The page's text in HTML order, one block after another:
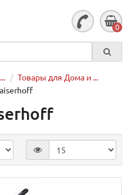
0
Товары для Дома и ...